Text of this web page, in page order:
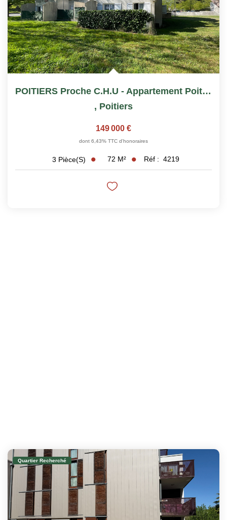
POITIERS Proche C.H.U - Appartement Poitiers 3 Pièce(s)...
, Poitiers
149 000 €
dont 6,43% TTC d'honoraires
3 Pièce(s) 72 M² Réf : 4219
Quartier Recherché